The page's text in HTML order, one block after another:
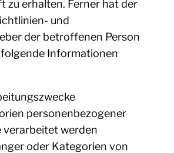
zu erhalten. Ferner hat der
und
der betroffenen Person
Informationen
personenbezogener
verarbeitet werden
oder Kategorien von